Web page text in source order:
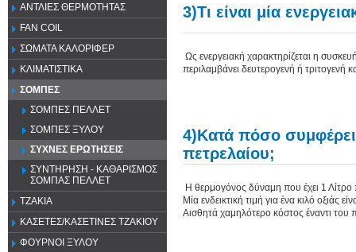
ΑΝΤΛΙΕΣ ΘΕΡΜΟΤΗΤΑΣ
FAN COIL
ΣΩΜΑΤΑ ΚΑΛΟΡΙΦΕΡ
ΚΛΙΜΑΤΙΣΤΙΚΑ
ΣΟΜΠΕΣ
ΣΟΜΠΕΣ ΠΕΛΛΕΤ
ΣΟΜΠΕΣ ΞΥΛΟΥ
ΣΥΧΝΕΣ ΕΡΩΤΗΣΕΙΣ
ΣΥΝΤΗΡΗΣΗ - ΚΑΘΑΡΙΣΜΟΣ
ΣΟΜΠΑΣ ΠΕΛΛΕΤ
ΤΖΑΚΙΑ
ΚΑΣΕΤΕΣ/ΚΑΣΕΤΙΝΕΣ ΤΖΑΚΙΟΥ
ΦΟΥΡΝΟΙ ΞΥΛΟΥ
3)Τι είναι μία
Ως ενεργειακή χαρακτηρίζεται η
περιλαμβάνει δευτερογενή ή τριτογενή
4)Κατά πόσο
πετρελαίου;
Η θερμογόνος δύναμη που έχει 1 Λίτρο
Μία ενδεικτική τιμή για ένα κιλό οξιάς
Αισθητά χαμηλότερο κόστος έναντι του